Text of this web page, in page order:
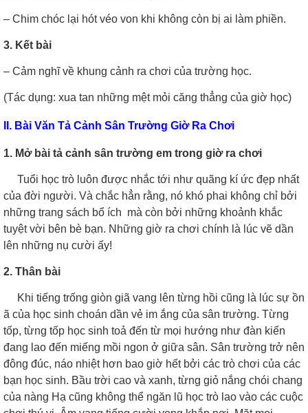
– Chim chóc lại hót véo von khi không còn bị ai làm phiền.
3. Kết bài
– Cảm nghĩ về khung cảnh ra chơi của trường học.
(Tác dụng: xua tan những mệt mỏi căng thẳng của giờ học)
II. Bài Văn Tả Cảnh Sân Trường Giờ Ra Chơi
1. Mở bài tả cảnh sân trường em trong giờ ra chơi
Tuổi học trò luôn được nhắc tới như quãng kí ức đẹp nhất
của đời người. Và chắc hẳn rằng, nó khó phai không chỉ bởi
những trang sách bổ ích mà còn bởi những khoảnh khắc
tuyệt vời bên bè bạn. Những giờ ra chơi chính là lúc vẽ dần
lên những nụ cười ấy!
2. Thân bài
Khi tiếng trống giòn giã vang lên từng hồi cũng là lúc sự ồn
ã của học sinh choán dần vẻ im ắng của sân trường. Từng
tốp, từng tốp học sinh toả đến từ mọi hướng như đàn kiến
đang lao đến miếng mồi ngon ở giữa sân. Sân trường trở nên
đông đúc, náo nhiệt hơn bao giờ hết bởi các trò chơi của các
bạn học sinh. Bầu trời cao và xanh, từng giỏ nắng chói chang
của nàng Hạ cũng không thể ngăn lũ học trò lao vào các cuộc